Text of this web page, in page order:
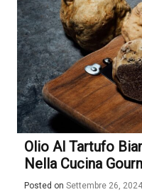
Olio Al Tartufo
Nella Cucina
Posted on Settembre 26, 2024